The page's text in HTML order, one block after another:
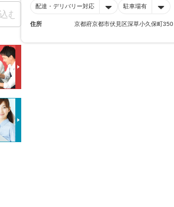
配達・デリバリー対応 駐車場有
住所 京都府京都市伏見区深草小久保町350